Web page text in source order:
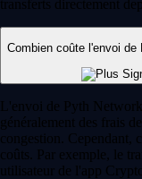
transferts directement
Combien coûte l'envoi de
L'envoi de Pyth
généralement des frais
congestion. Cependant,
coûts. Par exemple, le
utilisateur de l'app